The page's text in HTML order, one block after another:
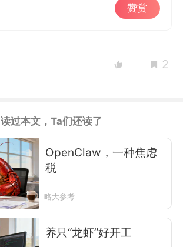
赞赏
2
读过本文，Ta们还读了
OpenClaw，一种焦虑
税
略大参考
养只“龙虾”好开工